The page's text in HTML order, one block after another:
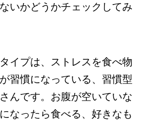
いかどうかチェックしてみ
イプは、ストレスを食べ物
習慣になっている、習慣型
んです。お腹が空いていな
なったら食べる、好きなも